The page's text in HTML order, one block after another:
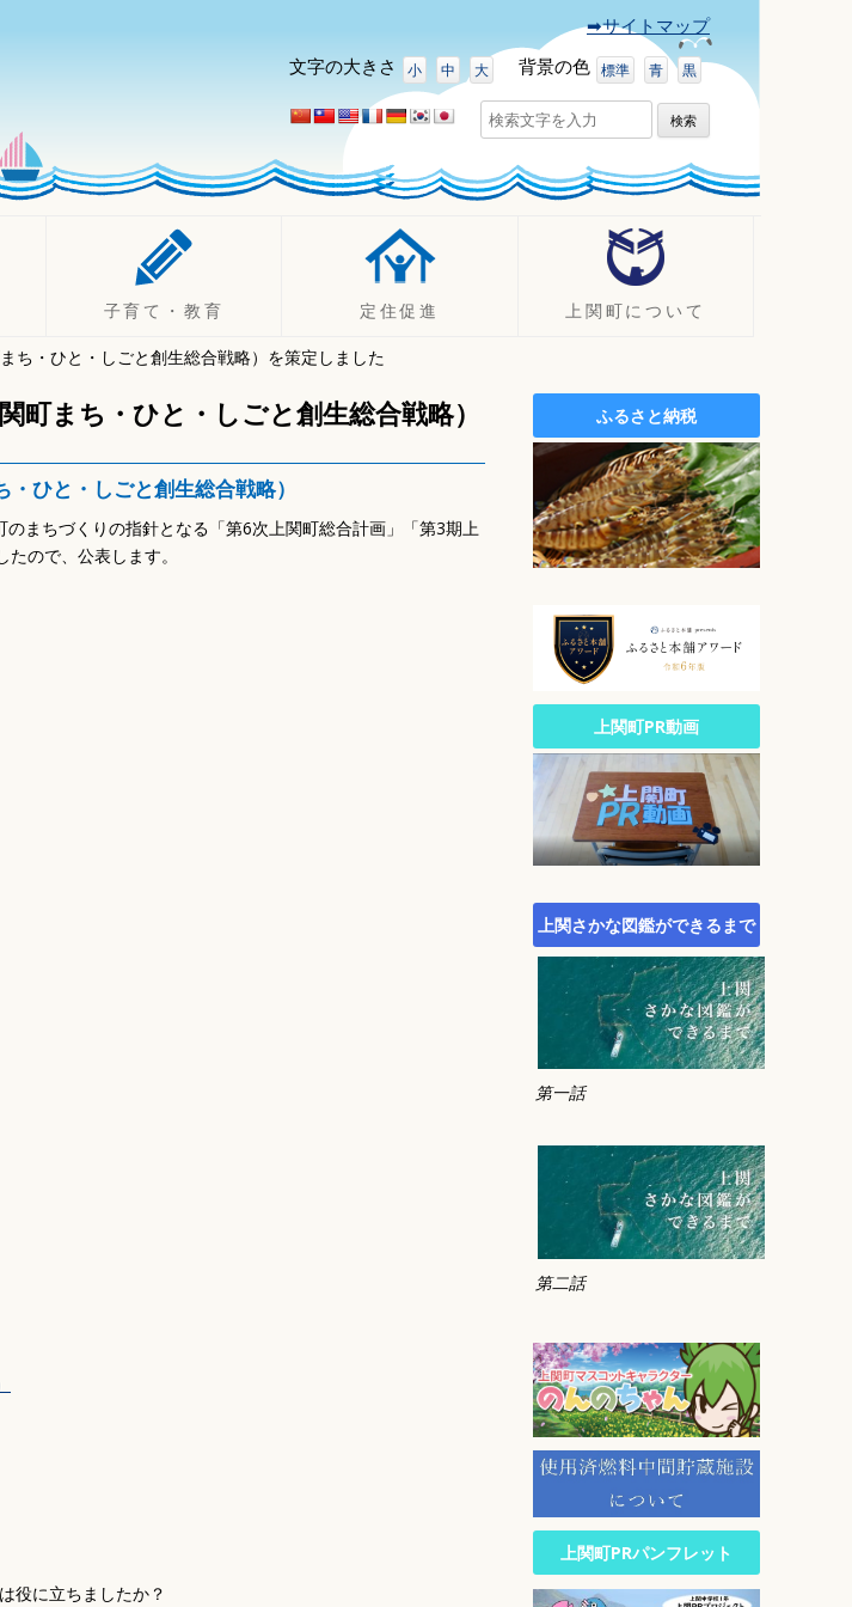
➡サイトマップ
文字の大きさ 小 中 大 背景の色 標準 青 黒
検
索:
金
子育て・教育
妊娠したら
出産したら（乳幼児）
子育て
ひとり親支援
保育園・学校・教育
定住促進
UJIターン事例
定住促進
空き家バンク
上関町について
観光
イベント
ふるさと納税（ふるさと寄附
施設案内
公園・自然
文化
広報
統計
行財政
農林水産業
施策・計画
町議会
オープンデータサイト
ち・ひと・しごと創生総合戦略）を策定しました
町まち・ひと・しごと創生総合戦略）
ひと・しごと創生総合戦略）
まちづくりの指針となる「第6次上関町総合計画」「第3期上
ので、公表します。
役に立ちましたか？
ふるさと納税
上関町PR動画
上関さかな図鑑ができるまで
第一話
第二話
上関町PRパンフレット